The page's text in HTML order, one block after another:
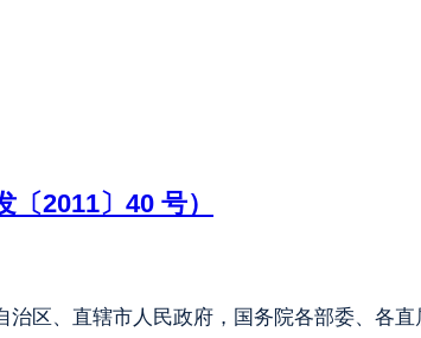
2011〕40 号）
区、直辖市人民政府，国务院各部委、各直